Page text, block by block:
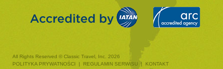
All Rights Reserved © Classic Travel, Inc. 2026
POLITYKA PRYWATNOŚCI
| REGULAMIN SERWISU | KONTAKT